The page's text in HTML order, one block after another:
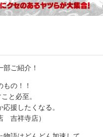
ご紹介！
の！！
と必至。
援したくなる。
吉祥寺店）